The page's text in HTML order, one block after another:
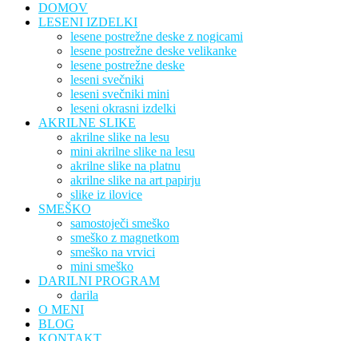
DOMOV
LESENI IZDELKI
lesene postrežne deske z nogicami
lesene postrežne deske velikanke
lesene postrežne deske
leseni svečniki
leseni svečniki mini
leseni okrasni izdelki
AKRILNE SLIKE
akrilne slike na lesu
mini akrilne slike na lesu
akrilne slike na platnu
akrilne slike na art papirju
slike iz ilovice
SMEŠKO
samostoječi smeško
smeško z magnetkom
smeško na vrvici
mini smeško
DARILNI PROGRAM
darila
O MENI
BLOG